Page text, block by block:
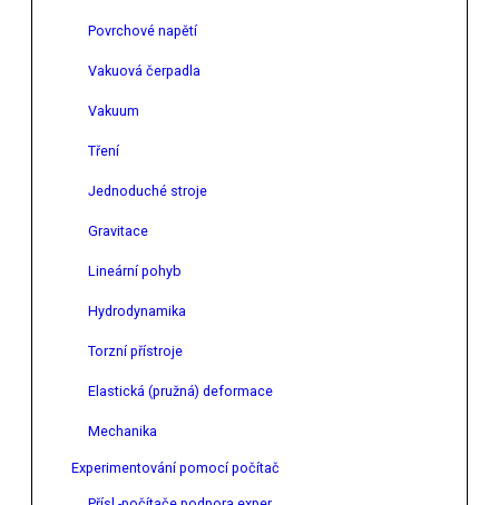
Povrchové napětí
Vakuová čerpadla
Vakuum
Tření
Jednoduché stroje
Gravitace
Lineární pohyb
Hydrodynamika
Torzní přístroje
Elastická (pružná) deformace
Mechanika
Experimentování pomocí počítač